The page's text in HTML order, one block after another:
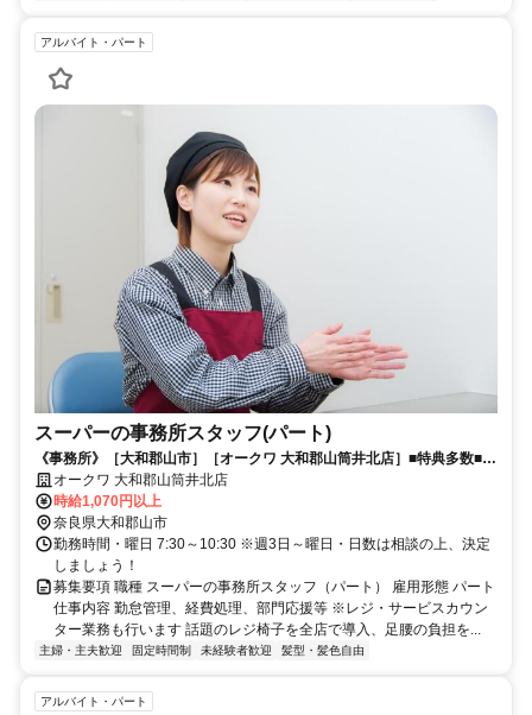
アルバイト・パート
スーパーの事務所スタッフ(パート)
《事務所》［大和郡山市］［オークワ 大和郡山筒井北店］■特典多数■未
経験者大歓迎■年齢幅広く歓迎■
オークワ 大和郡山筒井北店
時給1,070円以上
奈良県大和郡山市
勤務時間・曜日 7:30～10:30 ※週3日～曜日・日数は相談の上、決定
しましょう！
募集要項 職種 スーパーの事務所スタッフ（パート） 雇用形態 パート
仕事内容 勤怠管理、経費処理、部門応援等 ※レジ・サービスカウン
ター業務も行います 話題のレジ椅子を全店で導入、足腰の負担を...
主婦・主夫歓迎 固定時間制 未経験者歓迎 髪型・髪色自由
アルバイト・パート